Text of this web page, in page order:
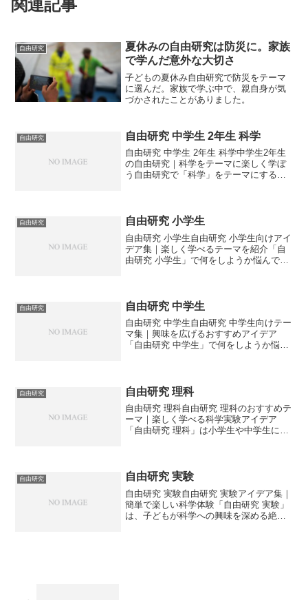
関連記事
自由研究
夏休みの自由研究は防災に。家族
で学んだ意外な大切さ
子どもの夏休み自由研究で防災をテーマ
に選んだ。家族で学ぶ中で、親自身が気
づかされたことがありました。
自由研究 自由研究 中学生 2年生 科学
自由研究 中学生 2年生 科学中学生2年生
の自由研究｜科学をテーマに楽しく学ぼ
う自由研究で「科学」をテーマにする
をテーマにした自由...
自由研究 自由研究 小学生
自由研究 小学生自由研究 小学生向けアイ
デア集｜楽しく学べるテーマを紹介「自
由研究 小学生」で何をしようか悩んでい
学生に人気のテ...
自由研究 自由研究 中学生
自由研究 中学生自由研究 中学生向けテー
マ集｜興味を広げるおすすめアイデア
「自由研究 中学生」で何をしようか悩ん
由研究 中学生が選...
自由研究 自由研究 理科
自由研究 理科自由研究 理科のおすすめテ
ーマ｜楽しく学べる科学実験アイデア
「自由研究 理科」は小学生や中学生に大
自由研究 理科の魅...
自由研究 自由研究 実験
自由研究 実験自由研究 実験アイデア集｜
簡単で楽しい科学体験「自由研究 実験」
は、子どもが科学への興味を深める絶好